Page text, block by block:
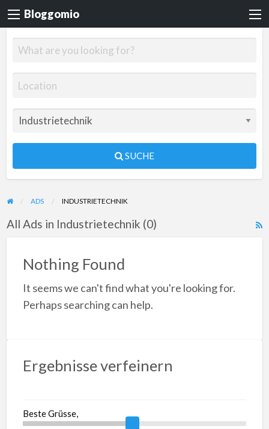
Bloggomio
SUCHE
ADS INDUSTRIETECHNIK
All Ads in Industrietechnik (0)
Nothing Found
It seems we can't find what you're looking for.
Perhaps searching can help.
Ergebnisse verfeinern
Beste Grüsse,